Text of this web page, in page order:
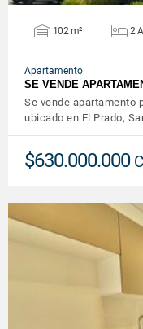
102 m² 2
Apartamento
SE VENDE
Se vende apartamento
ubicado en El Prado,
$630.000.000